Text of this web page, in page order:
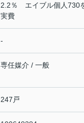
2.2％ エイブル個人730
実費
-
専任媒介 / 一般
247戸